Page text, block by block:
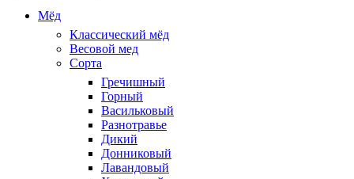
Мёд
Классический мёд
Весовой мед
Сорта
Гречишный
Горный
Васильковый
Разнотравье
Дикий
Донниковый
Лавандовый